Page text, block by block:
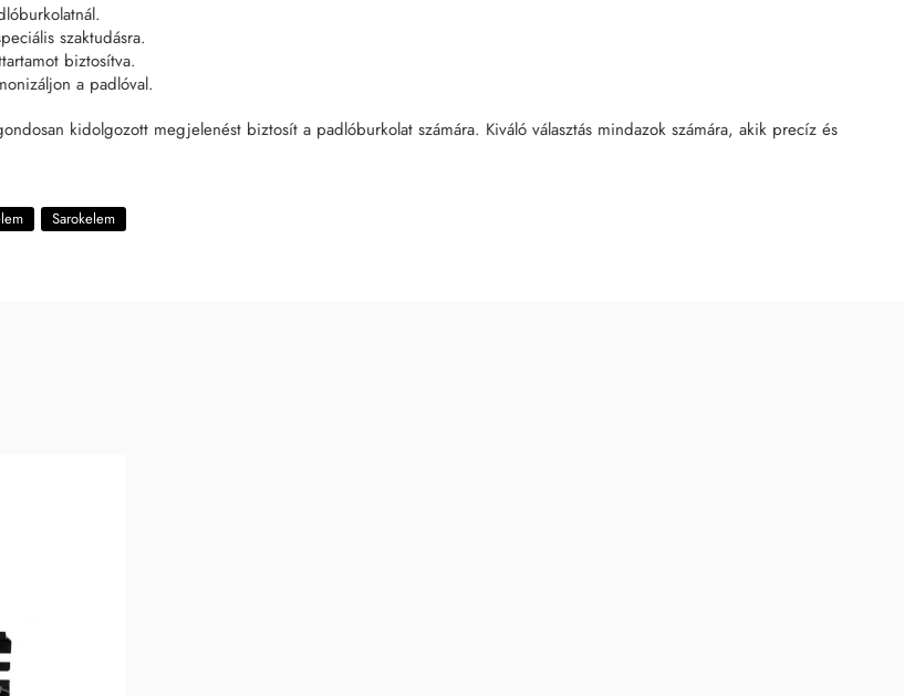
szaktudásra.
biztosítva.
a padlóval.
kidolgozott megjelenést biztosít a padlóburkolat számára. Kiváló választás mindazok számára, akik precíz és
Sarokelem